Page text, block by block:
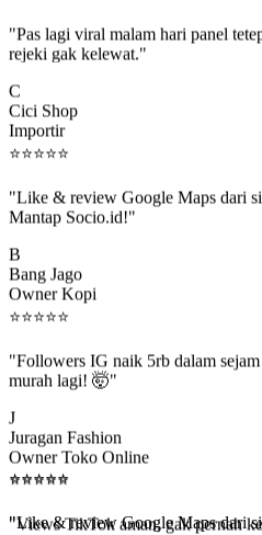
rejeki gak kelewat."
Cici Shop
Importir
⭐⭐⭐⭐⭐
Mantap Socio.id!"
Bang Jago
Owner Kopi
⭐⭐⭐⭐ ⭐
murah lagi! 🤯"
Juragan Fashion
Owner Toko Online
⭐⭐⭐⭐ ⭐
beneran naik, algoritma suka."
⭐ ⭐ ⭐ ⭐ ⭐